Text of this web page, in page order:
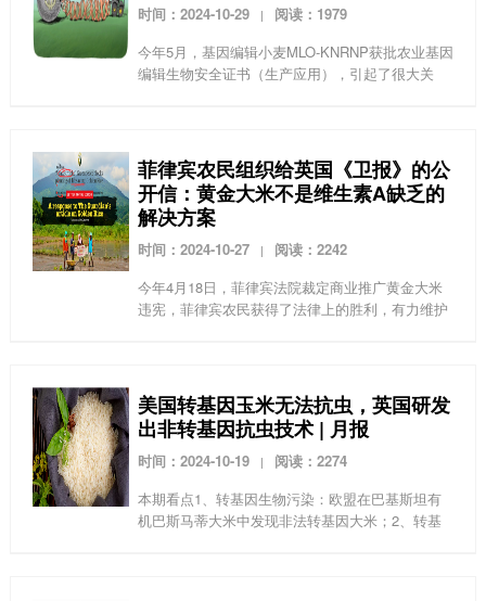
时间：2024-10-29 |
阅读：1979
今年5月，基因编辑小麦MLO-KNRNP获批农业基因
编辑生物安全证书（生产应用），引起了很大关
菲律宾农民组织给英国《卫报》的公
开信：黄金大米不是维生素A缺乏的
解决方案
时间：2024-10-27 |
阅读：2242
今年4月18日，菲律宾法院裁定商业推广黄金大米
违宪，菲律宾农民获得了法律上的胜利，有力维护
美国转基因玉米无法抗虫，英国研发
出非转基因抗虫技术 | 月报
时间：2024-10-19 |
阅读：2274
本期看点1、转基因生物污染：欧盟在巴基斯坦有
机巴斯马蒂大米中发现非法转基因大米；2、转基